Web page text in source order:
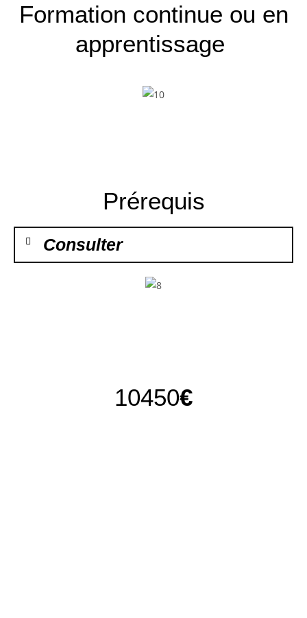
Formation continue ou en
apprentissage
Prérequis
Consulter
10450€